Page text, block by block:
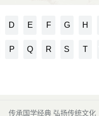
D E F G H
P Q R S T
传承国学经典 弘扬传统文化